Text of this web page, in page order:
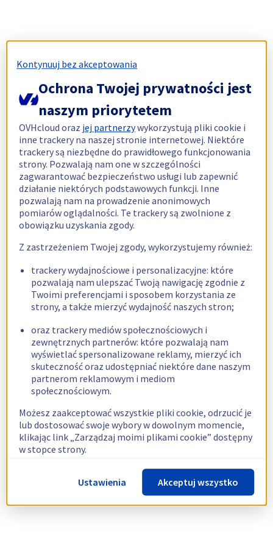
Kontynuuj bez akceptowania
Ochrona Twojej prywatności jest
naszym priorytetem
OVHcloud oraz jej partnerzywykorzystują pliki cookie i
inne trackery na naszej stronie internetowej. Niektóre
trackery są niezbędne do prawidłowego funkcjonowania
strony. Pozwalają nam one w szczególności
zagwarantować bezpieczeństwo usługi lub zapewnić
działanie niektórych podstawowych funkcji. Inne
pozwalają nam na prowadzenie anonimowych
pomiarów oglądalności. Te trackery są zwolnione z
obowiązku uzyskania zgody.
Z zastrzeżeniem Twojej zgody, wykorzystujemy również:
trackery wydajnościowe i personalizacyjne: które
pozwalają nam ulepszać Twoją nawigację zgodnie z
Twoimi preferencjami i sposobem korzystania ze
strony, a także mierzyć wydajność naszych stron;
oraz trackery mediów społecznościowych i
zewnętrznych partnerów: które pozwalają nam
wyświetlać spersonalizowane reklamy, mierzyć ich
skuteczność oraz udostępniać niektóre dane naszym
partnerom reklamowym i mediom
społecznościowym.
Możesz zaakceptować wszystkie pliki cookie, odrzucić je
lub dostosować swoje wybory w dowolnym momencie,
klikając link „Zarządzaj moimi plikami cookie” dostępny
w stopce strony.
Więcej informacji znajdziesz w naszejpolityce
dotyczącej wykorzystywania plików cookie.
Ustawienia Akceptuj wszystko